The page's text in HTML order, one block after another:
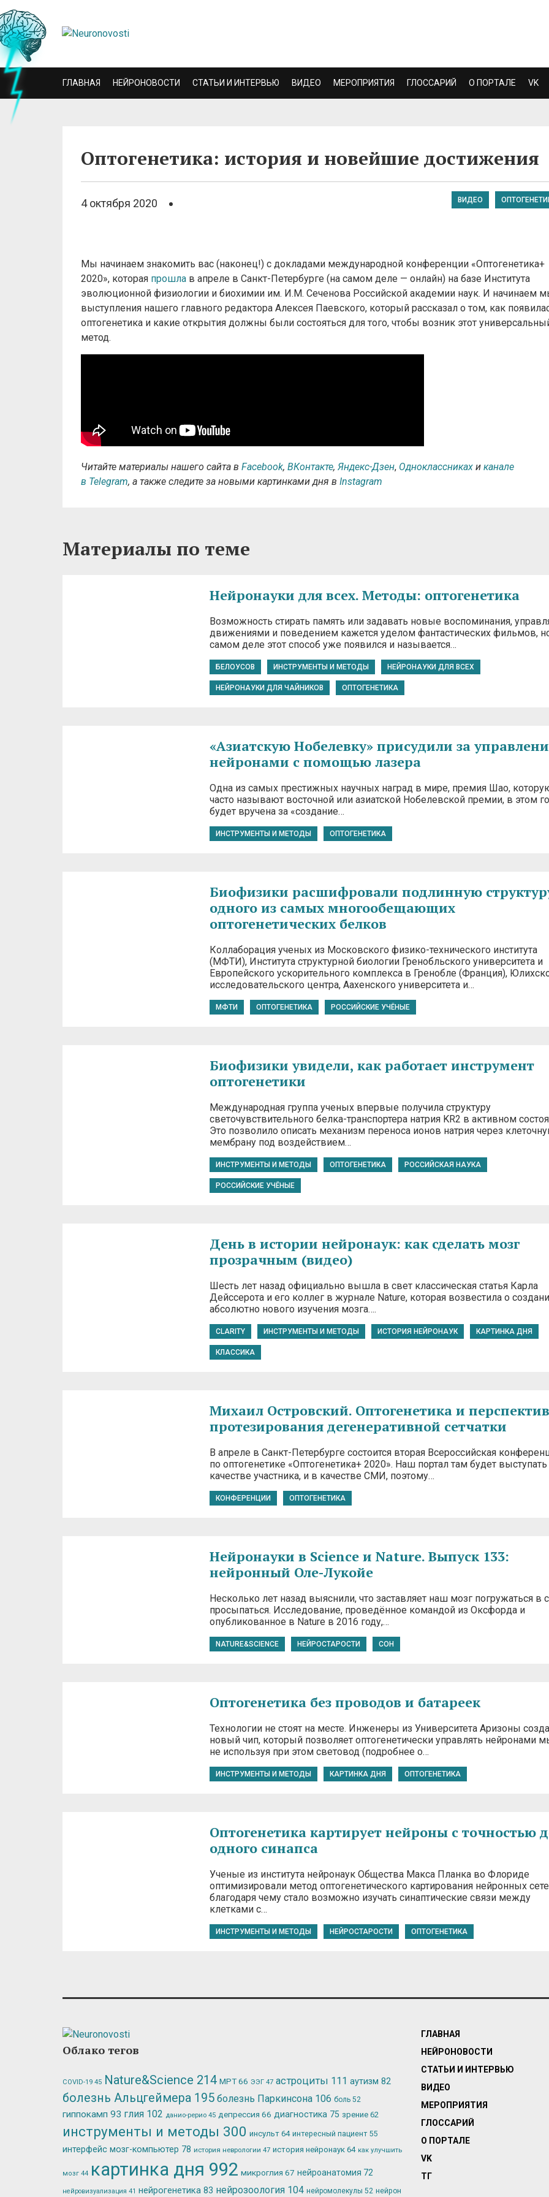
ГЛАВНАЯ НЕЙРОНОВОСТИ СТАТЬИ И ИНТЕРВЬЮ ВИДЕО МЕРОПРИЯТИЯ ГЛОССАРИЙ О ПОРТАЛЕ VK
Оптогенетика: история и новейшие достижения
4 октября 2020 ВИДЕО
Мы начинаем знакомить вас (наконец!) с докладами международной конференции «Оптогенетика+
2020», которая прошла в апреле в Санкт-Петербурге (на самом деле — онлайн) на базе Института
эволюционной физиологии и биохимии им. И.М. Сеченова Российской академии наук. И начинаем
выступления нашего главного редактора Алексея Паевского, который рассказал о том, как
оптогенетика и какие открытия должны были состояться для того, чтобы возник этот
метод.
Читайте материалы нашего сайта в Facebook, ВКонтакте, Яндекс-Дзен, Одноклассниках и канале
в Telegram, а также следите за новыми картинками дня в Instagram
Материалы по теме
Нейронауки для всех. Методы: оптогенетика
Возможность стирать память или задавать новые воспоминания,
движениями и поведением кажется уделом фантастических фильмов,
самом деле этот способ уже появился и называется…
БЕЛОУСОВ ИНСТРУМЕНТЫ И МЕТОДЫ НЕЙРОНАУКИ ДЛЯ ВСЕХ
НЕЙРОНАУКИ ДЛЯ ЧАЙНИКОВ ОПТОГЕНЕТИКА
«Азиатскую Нобелевку» присудили за
нейронами с помощью лазера
Одна из самых престижных научных наград в мире, премия Шао,
часто называют восточной или азиатской Нобелевской премии, в этом
будет вручена за «создание…
ИНСТРУМЕНТЫ И МЕТОДЫ ОПТОГЕНЕТИКА
Биофизики расшифровали подлинную
одного из самых многообещающих
оптогенетических белков
Коллаборация ученых из Московского физико-технического института
(МФТИ), Института структурной биологии Гренобльского университета и
Европейского ускорительного комплекса в Гренобле (Франция),
исследовательского центра, Аахенского университета и…
МФТИ ОПТОГЕНЕТИКА РОССИЙСКИЕ УЧЁНЫЕ
Биофизики увидели, как работает инструмент
оптогенетики
Международная группа ученых впервые получила структуру
светочувствительного белка-транспортера натрия KR2 в активном
Это позволило описать механизм переноса ионов натрия через
мембрану под воздействием…
ИНСТРУМЕНТЫ И МЕТОДЫ ОПТОГЕНЕТИКА РОССИЙСКАЯ НАУКА
РОССИЙСКИЕ УЧЁНЫЕ
День в истории нейронаук: как сделать мозг
прозрачным (видео)
Шесть лет назад официально вышла в свет классическая статья Карла
Дейссерота и его коллег в журнале Nature, которая возвестила о
абсолютно нового изучения мозга….
CLARITY ИНСТРУМЕНТЫ И МЕТОДЫ ИСТОРИЯ НЕЙРОНАУК КАРТИНКА ДНЯ
КЛАССИКА
Михаил Островский. Оптогенетика и
протезирования дегенеративной сетчатки
В апреле в Санкт-Петербурге состоится вторая Всероссийская
по оптогенетике «Оптогенетика+ 2020». Наш портал там будет
качестве участника, и в качестве СМИ, поэтому…
КОНФЕРЕНЦИИ ОПТОГЕНЕТИКА
Нейронауки в Science и Nature. Выпуск 133:
нейронный Оле-Лукойе
Несколько лет назад выяснили, что заставляет наш мозг погружаться в
просыпаться. Исследование, проведённое командой из Оксфорда и
опубликованное в Nature в 2016 году,…
NATURE&SCIENCE НЕЙРОСТАРОСТИ СОН
Оптогенетика без проводов и батареек
Технологии не стоят на месте. Инженеры из Университета Аризоны
новый чип, который позволяет оптогенетически управлять нейронами
не используя при этом световод (подробнее о…
ИНСТРУМЕНТЫ И МЕТОДЫ КАРТИНКА ДНЯ ОПТОГЕНЕТИКА
Оптогенетика картирует нейроны с точностью
одного синапса
Ученые из института нейронаук Общества Макса Планка во Флориде
оптимизировали метод оптогенетического картирования нейронных
благодаря чему стало возможно изучать синаптические связи между
клетками с…
ИНСТРУМЕНТЫ И МЕТОДЫ НЕЙРОСТАРОСТИ ОПТОГЕНЕТИКА
Облако тегов
COVID-19 45 Nature&Science 214 МРТ66 ЭЭГ 47 астроциты 111 аутизм 82
болезнь Альцгеймера 195 болезнь Паркинсона 106 боль 52
гиппокамп 93 глия 102 данио-рерио 45 депрессия 66 диагностика 75 зрение 62
инструменты и методы 300 инсульт 64 интересный пациент 55
интерфейс мозг-компьютер 78 история неврологии 47 история нейронаук 64 как улучшить
мозг 44 картинка дня 992 микроглия 67 нейроанатомия 72
нейровизуализация 41 нейрогенетика 83 нейрозоология 104 нейромолекулы 52 нейрон
ГЛАВНАЯ
НЕЙРОНОВОСТИ
СТАТЬИ И ИНТЕРВЬЮ
ВИДЕО
МЕРОПРИЯТИЯ
ГЛОССАРИЙ
О ПОРТАЛЕ
VK
ТГ